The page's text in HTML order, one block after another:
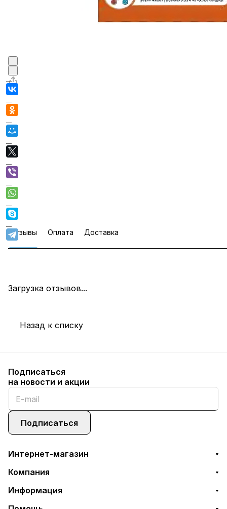
Отзывы Оплата Доставка
Загрузка отзывов...
Назад к списку
Подписаться
на новости и акции
Подписаться
Интернет-магазин
Компания
Информация